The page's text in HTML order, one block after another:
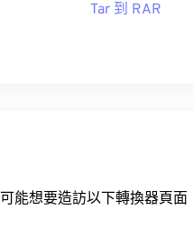
Tar 到 RAR